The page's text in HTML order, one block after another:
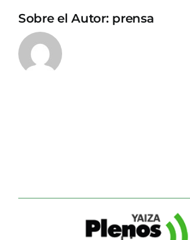
Sobre el Autor: prensa